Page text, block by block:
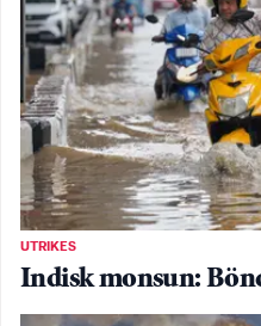
UTRIKES
Indisk monsun: